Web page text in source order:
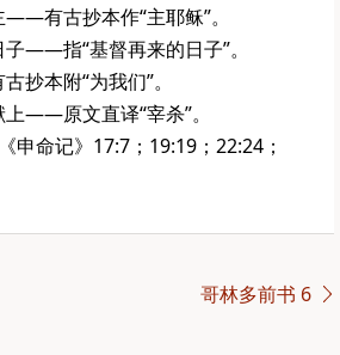
——有古抄本作“主耶稣”。
子——指“基督再来的日子”。
抄本附“为我们”。
上——原文直译“宰杀”。
《申命记》17:7；19:19；22:24；
哥林多前书 6